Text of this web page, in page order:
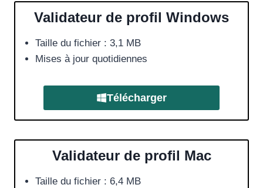
Validateur de profil Windows
Taille du fichier : 3,1 MB
Mises à jour quotidiennes
Télécharger
Validateur de profil Mac
Taille du fichier : 6,4 MB